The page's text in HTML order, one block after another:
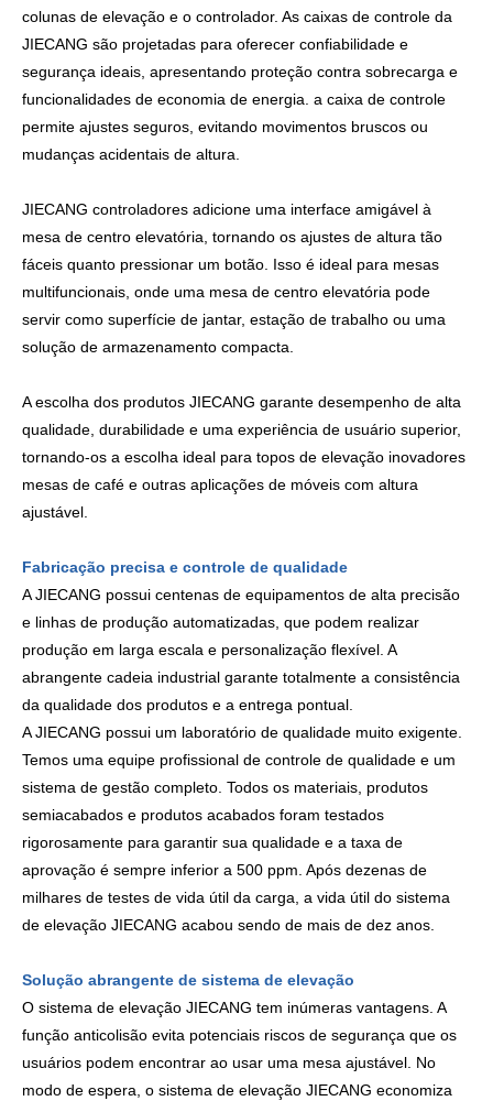
colunas de elevação e o controlador. As caixas de controle da
JIECANG são projetadas para oferecer confiabilidade e
segurança ideais, apresentando proteção contra sobrecarga e
funcionalidades de economia de energia. a caixa de controle
permite ajustes seguros, evitando movimentos bruscos ou
mudanças acidentais de altura.
JIECANG controladores adicione uma interface amigável à
mesa de centro elevatória, tornando os ajustes de altura tão
fáceis quanto pressionar um botão. Isso é ideal para mesas
multifuncionais, onde uma mesa de centro elevatória pode
servir como superfície de jantar, estação de trabalho ou uma
solução de armazenamento compacta.
A escolha dos produtos JIECANG garante desempenho de alta
qualidade, durabilidade e uma experiência de usuário superior,
tornando-os a escolha ideal para topos de elevação inovadores
mesas de café e outras aplicações de móveis com altura
ajustável.
Fabricação precisa e controle de qualidade
A JIECANG possui centenas de equipamentos de alta precisão
e linhas de produção automatizadas, que podem realizar
produção em larga escala e personalização flexível. A
abrangente cadeia industrial garante totalmente a consistência
da qualidade dos produtos e a entrega pontual.
A JIECANG possui um laboratório de qualidade muito exigente.
Temos uma equipe profissional de controle de qualidade e um
sistema de gestão completo. Todos os materiais, produtos
semiacabados e produtos acabados foram testados
rigorosamente para garantir sua qualidade e a taxa de
aprovação é sempre inferior a 500 ppm. Após dezenas de
milhares de testes de vida útil da carga, a vida útil do sistema
de elevação JIECANG acabou sendo de mais de dez anos.
Solução abrangente de sistema de elevação
O sistema de elevação JIECANG tem inúmeras vantagens. A
função anticolisão evita potenciais riscos de segurança que os
usuários podem encontrar ao usar uma mesa ajustável. No
modo de espera, o sistema de elevação JIECANG economiza